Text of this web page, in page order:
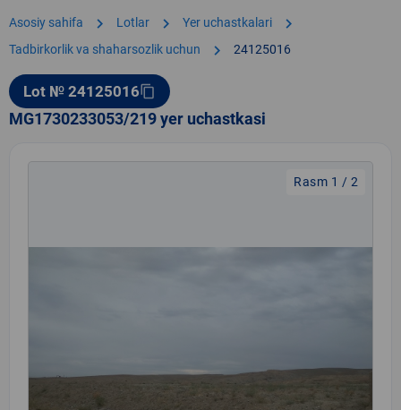
Asosiy sahifa chevron_right Lotlar chevron_right Yer uchastkalari chevron_right
Tadbirkorlik va shaharsozlik uchun chevron_right 24125016
Lot № 24125016content_copy
MG1730233053/219 yer uchastkasi
Rasm 1 / 2